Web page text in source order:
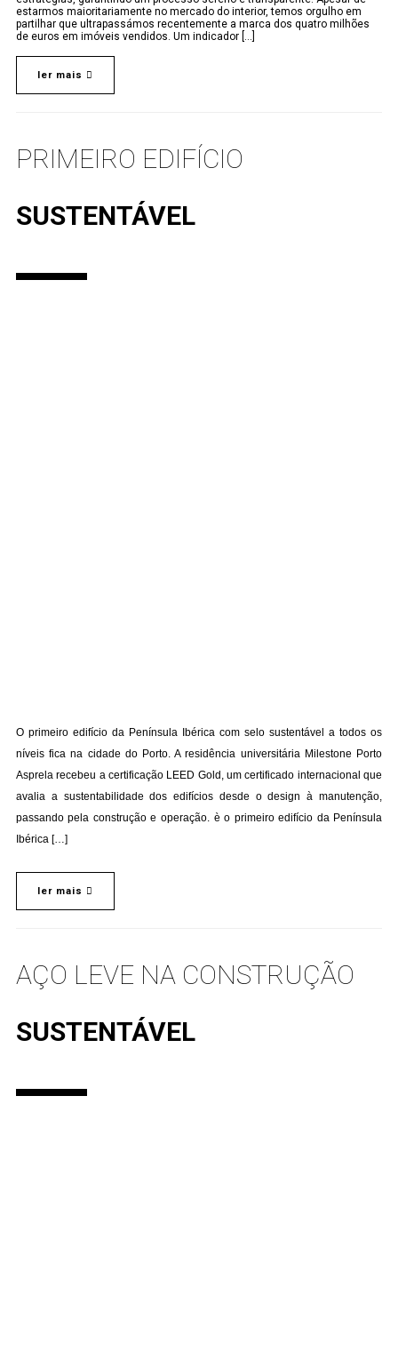
estarmos maioritariamente no mercado do interior, temos orgulho em
partilhar que ultrapassámos recentemente a marca dos quatro milhões
de euros em imóveis vendidos. Um indicador [...]
ler mais
PRIMEIRO EDIFÍCIO
SUSTENTÁVEL
O primeiro edifício da Península Ibérica com selo sustentável a todos os
níveis fica na cidade do Porto. A residência universitária Milestone Porto
Asprela recebeu a certificação LEED Gold, um certificado internacional que
avalia a sustentabilidade dos edifícios desde o design à manutenção,
passando pela construção e operação. è o primeiro edifício da Península
Ibérica […]
ler mais
AÇO LEVE NA CONSTRUÇÃO
SUSTENTÁVEL